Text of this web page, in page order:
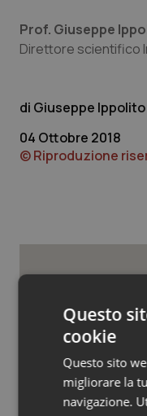
Valle D’Aosta
Oncologia &
Quotidiano
Rene &
Prof. Giuseppe
Direttore scientifico
Giuseppe Ippolito
04 Ottobre 2018
© Riproduzione
Campania
Ebola
Questo
cookie
Questo sito
migliorare la
navigazione.